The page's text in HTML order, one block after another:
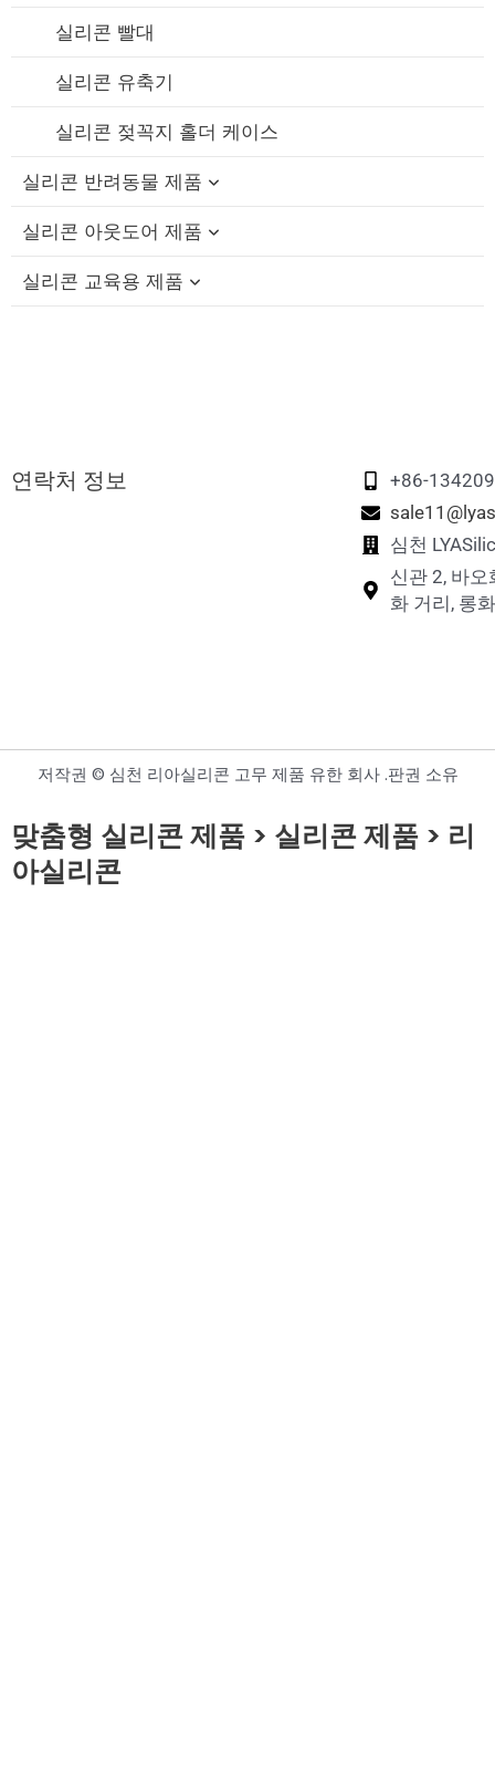
실리콘 빨대
실리콘 유축기
실리콘 젖꼭지 홀더 케이스
실리콘 반려동물 제품
실리콘 고양이 이빨 장난감
실리콘 반려견 씹는 장난감
실리콘 반려동물 간식 가방
실리콘 아웃도어 제품
실리콘 접이식 컵
실리콘 교육용 제품
실리콘 메모리 매칭 게임
연락처 정보
+86-
심천
신관 2, 바오
화 거리, 롱
저작권 © 심천 리아실리콘 고무 제품 유한 회사 .판권 소유
맞춤형 실리콘 제품 > 실리콘 제품 > 리
아실리콘